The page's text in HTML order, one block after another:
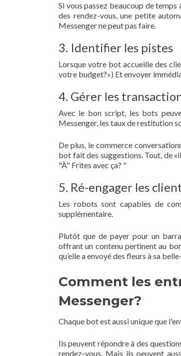
Si vous passez beaucoup de
des rendez-vous, une petite
Messenger ne peut pas faire.
3. Identifier les pistes
Lorsque votre bot accueille des
votre budget?») Et envoyer
4. Gérer les
Avec le bon script, les bots
Messenger, les taux de restitution
De plus, le commerce
bot fait des suggestions. Tout, de
"À" Frites avec ça? "
5. Ré-engager les
Les robots sont capables de
supplémentaire.
Plutôt que de payer pour un
offrant un contenu pertinent au
qu’elle a envoyé des fleurs à sa
Comment les
Messenger?
Chaque bot est aussi unique que
Ils peuvent répondre à des
rendez-vous. Mais ils peuvent